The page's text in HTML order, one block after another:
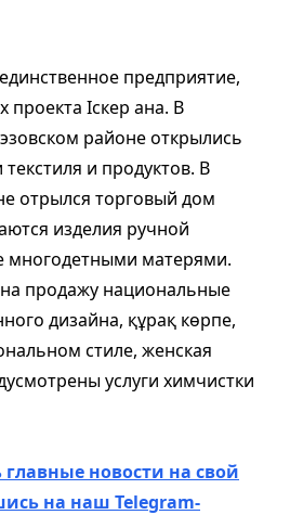
предприятие,
проекта Іскер ана. В
районе открылись
и продуктов. В
отрылся торговый дом
изделия ручной
многодетными матерями.
продажу национальные
дизайна, құрақ көрпе,
стиле, женская
услуги химчистки
новости на свой
на наш Telegram-